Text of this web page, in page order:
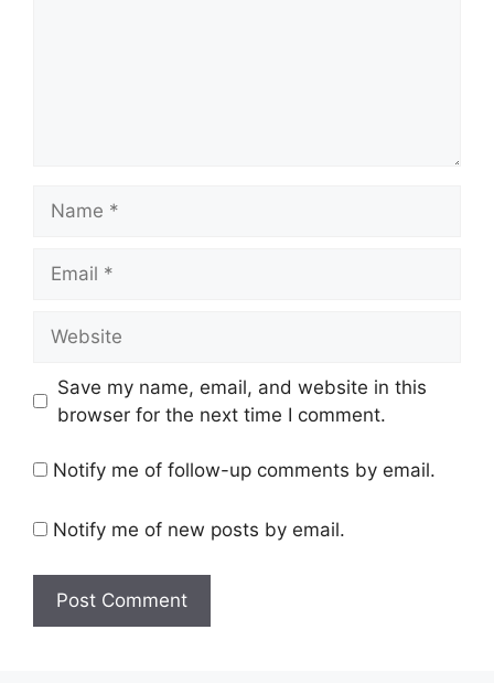
Save my name, email, and website in this
browser for the next time I comment.
Notify me of follow-up comments by email.
Notify me of new posts by email.